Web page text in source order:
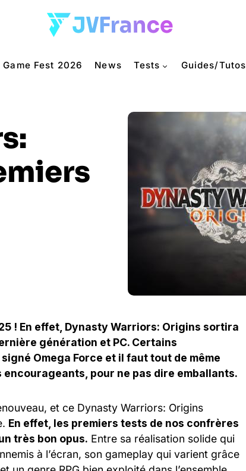
Game Fest 2026 News Tests Guides/Tutos
! En effet, Dynasty Warriors: Origins sortira
génération et PC. Certains
Omega Force et il faut tout de même
pour ne pas dire emballants.
et ce Dynasty Warriors: Origins
En effet, les premiers tests de nos confrères
très bon opus. Entre sa réalisation solide qui
à l’écran, son gameplay qui varient grâce